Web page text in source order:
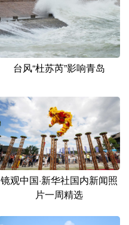
上海
福建 江西
湖北 湖南
西藏
青海 宁夏
黑龙江
台风“杜苏芮”影响青岛
镜观中国·新华社国内新闻照
片一周精选